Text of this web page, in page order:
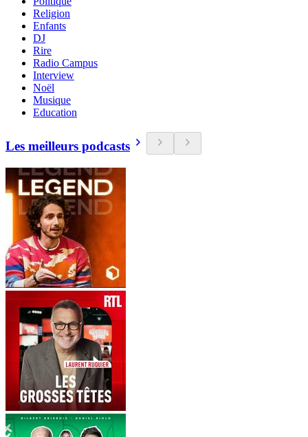
Religion
Enfants
DJ
Rire
Radio Campus
Interview
Noël
Musique
Education
Les meilleurs podcasts